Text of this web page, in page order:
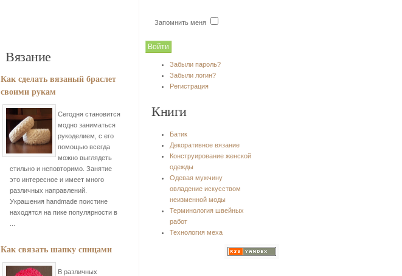
Вязание
Как сделать вязаный браслет
своими рукам
Сегодня становится
модно заниматься
рукоделием, с его
помощью всегда
можно выглядеть
стильно и неповторимо. Занятие
это интересное и имеет много
различных направлений.
Украшения handmade поистине
находятся на пике популярности в
Как связать шапку спицами
В различных
Запомнить меня
Забыли пароль?
Забыли логин?
Регистрация
Книги
Батик
Декоративное вязание
Конструирование женской
одежды
Одевая мужчину
овладение искусством
неизменной моды
Терминология швейных
работ
Технология меха